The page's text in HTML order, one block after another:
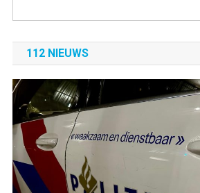
112 NIEUWS